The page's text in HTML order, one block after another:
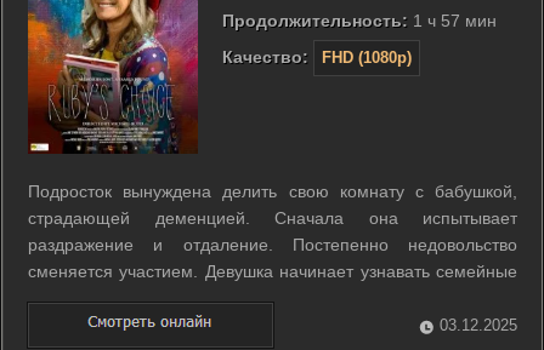
Продолжительность: 1 ч 57 мин
Качество:
FHD (1080p)
Подросток вынуждена делить свою комнату с бабушкой,
страдающей деменцией. Сначала она испытывает
раздражение и отдаление. Постепенно недовольство
сменяется участием. Девушка начинает узнавать семейные
тайны. Это меняет её отношение к родственнице. В
процессе она по-новому осмысляет прошлое бабушки. ...
03.12.2025